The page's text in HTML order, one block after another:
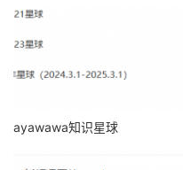
ayawawa知识星球